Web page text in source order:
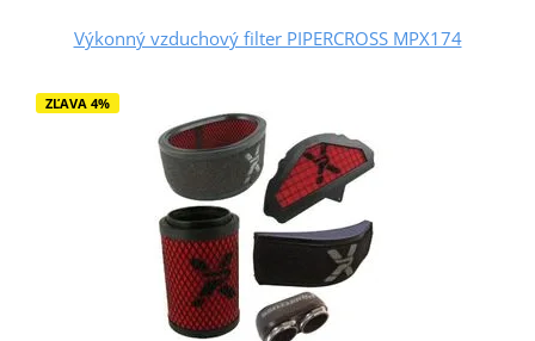
Výkonný vzduchový filter PIPERCROSS MPX174
ZĽAVA 4%